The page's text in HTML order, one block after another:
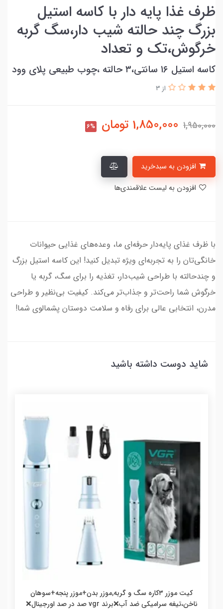
ظرف غذا پایه دار با کاسه استیل
بزرگ چند حالته شیب دار،سگ گربه
خرگوش،تک و تعداد
کاسه استیل ۱۶ سانتی،۳ حالته ،چوب طبیعی پلای وود
از 3
1,950,000
1,850,000 تومان 6%
با ظرف غذای پایه‌دار حرفه‌ای ما، وعده‌های غذایی حیوانات
خانگی‌تان را به تجربه‌ای ویژه تبدیل کنید! این کاسه استیل بزرگ
و چندحالته با طراحی شیب‌دار، تغذیه را برای سگ، گربه یا
خرگوش شما راحت‌تر و جذاب‌تر می‌کند. کیفیت بی‌نظیر و طراحی
مدرن، انتخابی عالی برای رفاه و سلامت دوستان پشمالوی شما!
شاید دوست داشته باشید
کیت موزر ۳کاره سگ و گربه,موزر بدن+موزر پنجه+سوهان
ناخن،تیغه سرامیکی ضد آب❌برند vgr صد در صد اورجینال❌